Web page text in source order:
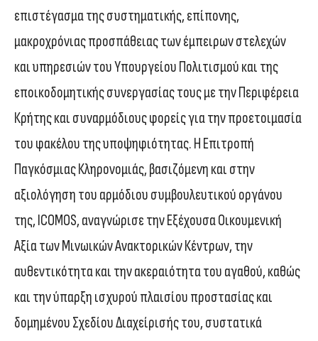
επιστέγασμα της συστηματικής, επίπονης,
μακροχρόνιας προσπάθειας των έμπειρων στελεχών
και υπηρεσιών του Υπουργείου Πολιτισμού και της
εποικοδομητικής συνεργασίας τους με την Περιφέρεια
Κρήτης και συναρμόδιους φορείς για την προετοιμασία
του φακέλου της υποψηφιότητας. Η Επιτροπή
Παγκόσμιας Κληρονομιάς, βασιζόμενη και στην
αξιολόγηση του αρμόδιου συμβουλευτικού οργάνου
της, ICOMOS, αναγνώρισε την Εξέχουσα Οικουμενική
Αξία των Μινωικών Ανακτορικών Κέντρων, την
αυθεντικότητα και την ακεραιότητα του αγαθού, καθώς
και την ύπαρξη ισχυρού πλαισίου προστασίας και
δομημένου Σχεδίου Διαχείρισής του, συστατικά